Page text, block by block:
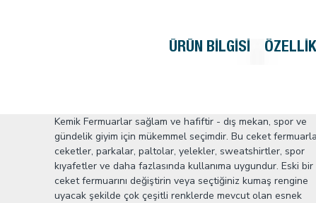
ÜRÜN BILGISI
Kemik Fermuarlar sağlam ve hafiftir - dış mekan, spor ve
gündelik giyim için mükemmel seçimdir. Bu ceket
ceketler, parkalar, paltolar, yelekler, sweatshirtler, spor
kıyafetler ve daha fazlasında kullanıma uygundur. Eski bir
ceket fermuarını değiştirin veya seçtiğiniz kumaş rengine
uyacak şekilde çok çeşitli renklerde mevcut olan esnek